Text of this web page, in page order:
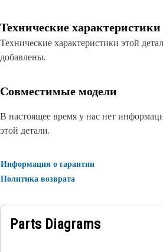
Технические характеристики
Технические характеристики этой
добавлены.
Совместимые модели
В настоящее время у нас нет
этой детали.
Информация о гарантии
Политика возврата
Parts Diagrams